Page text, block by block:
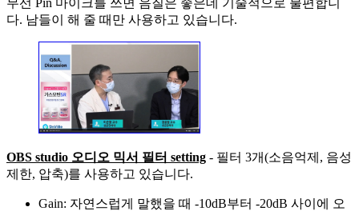
무선 Pin 마이크를 쓰면 음질은 좋은데 기술적으로 불편합니
다. 남들이 해 줄 때만 사용하고 있습니다.
OBS studio 오디오 믹서 필터 setting - 필터 3개(소음억제, 음성
제한, 압축)를 사용하고 있습니다.
Gain: 자연스럽게 말했을 때 -10dB부터 -20dB 사이에 오